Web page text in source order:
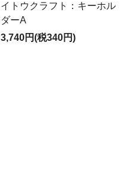
イトウクラフト：キーホル
ダーA
3,740円(税340円)